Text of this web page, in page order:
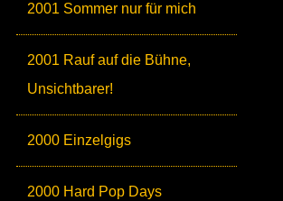
2001 Sommer nur für mich
2001 Rauf auf die Bühne,
Unsichtbarer!
2000 Einzelgigs
2000 Hard Pop Days